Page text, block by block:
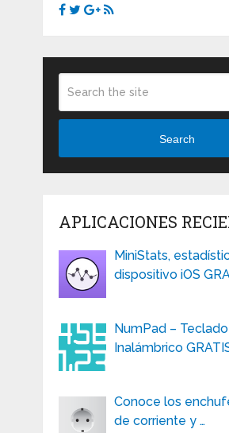
Search
APLICACIONES
MiniStats,
dispositivo iOS
NumPad –
Inalámbrico
Conoce los
de corriente y …